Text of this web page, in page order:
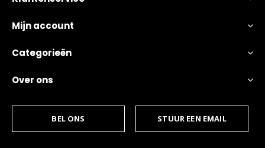
Mijn account
Categorieën
Over ons
BEL ONS STUUR EEN EMAIL